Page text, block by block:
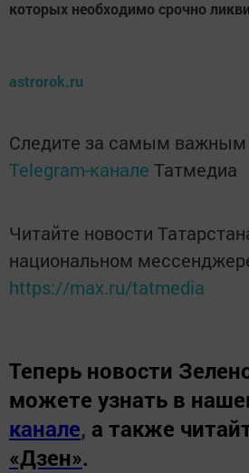
которых необходимо срочно
astrorok.ru
Следите за самым важным
Telegram-канале Татмедиа
Читайте новости
национальном
https://max.ru/tatmedia
Теперь новости
можете узнать в
канале, а также
«Дзен».